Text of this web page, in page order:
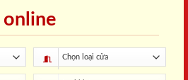
online